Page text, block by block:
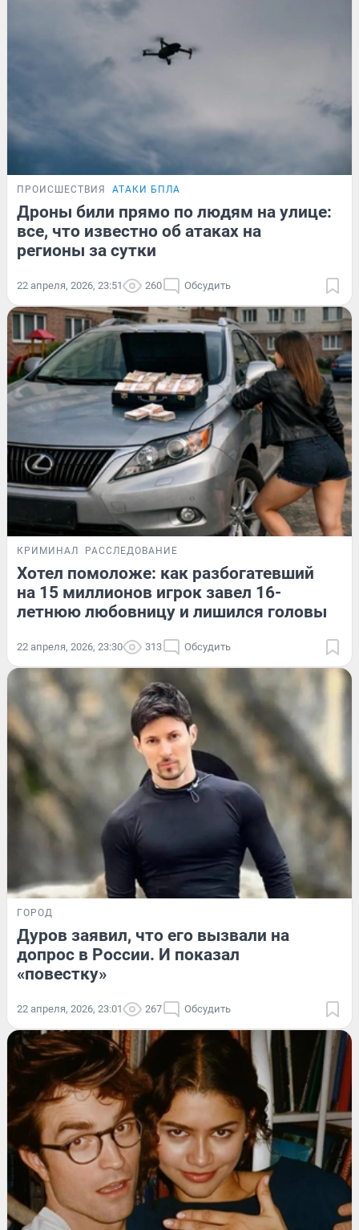
ПРОИСШЕСТВИЯ АТАКИ БПЛА
Дроны били прямо по людям на улице:
все, что известно об атаках на
регионы за сутки
22 апреля, 2026, 23:51 260 Обсудить
КРИМИНАЛ РАССЛЕДОВАНИЕ
Хотел помоложе: как разбогатевший
на 15 миллионов игрок завел 16-
летнюю любовницу и лишился головы
22 апреля, 2026, 23:30 313 Обсудить
ГОРОД
Дуров заявил, что его вызвали на
допрос в России. И показал
«повестку»
22 апреля, 2026, 23:01 267 Обсудить